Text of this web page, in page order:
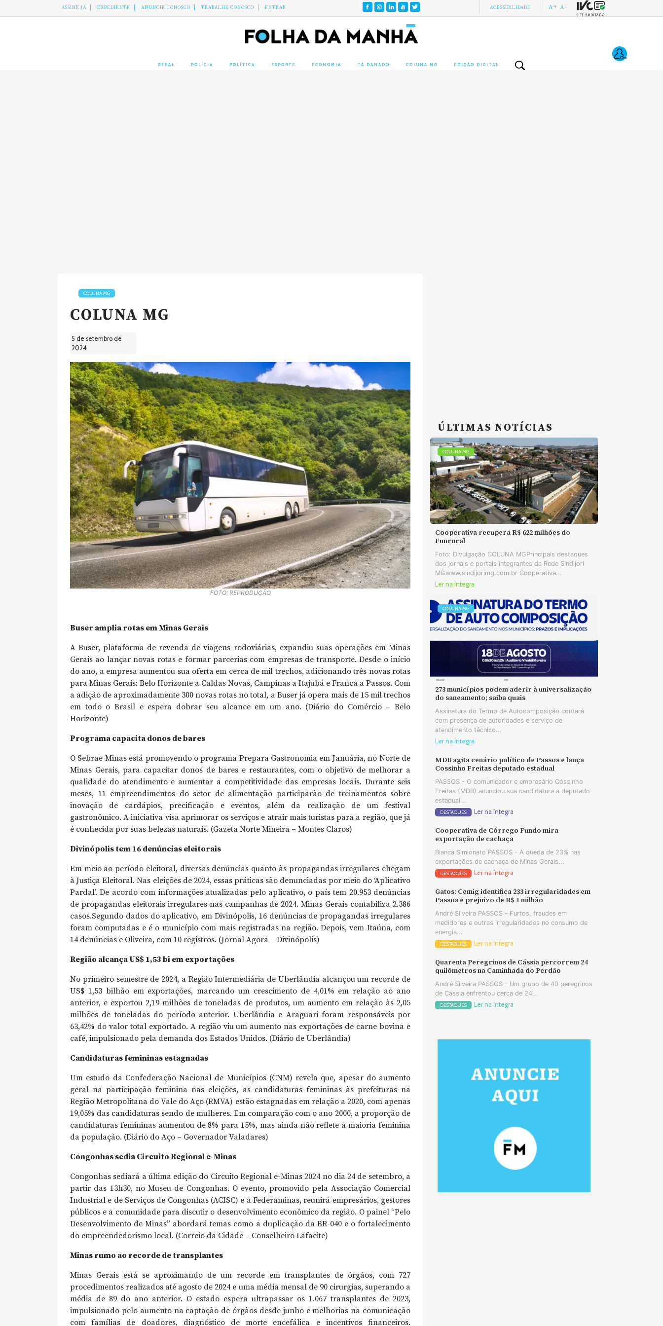
ASSINE JÁ EXPEDIENTE ANUNCIE CONOSCO TRABALHE CONOSCO ENTRAR ACESSIBILIDADE A+ A-
GERAL POLÍCIA POLÍTICA ESPORTE ECONOMIA TÁ DANADO COLUNA MG EDIÇÃO DIGITAL
COLUNA MG
COLUNA MG
5 de setembro de
2024
FOTO: REPRODUÇÃO
Buser amplia rotas em Minas Gerais
A Buser, plataforma de revenda de viagens rodoviárias, expandiu suas operações em Minas
Gerais ao lançar novas rotas e formar parcerias com empresas de transporte. Desde o início
do ano, a empresa aumentou sua oferta em cerca de mil trechos, adicionando três novas rotas
para Minas Gerais: Belo Horizonte a Caldas Novas, Campinas a Itajubá e Franca a Passos. Com
a adição de aproximadamente 300 novas rotas no total, a Buser já opera mais de 15 mil trechos
em todo o Brasil e espera dobrar seu alcance em um ano. (Diário do Comércio – Belo
Horizonte)
Programa capacita donos de bares
O Sebrae Minas está promovendo o programa Prepara Gastronomia em Januária, no Norte de
Minas Gerais, para capacitar donos de bares e restaurantes, com o objetivo de melhorar a
qualidade do atendimento e aumentar a competitividade das empresas locais. Durante seis
meses, 11 empreendimentos do setor de alimentação participarão de treinamentos sobre
inovação de cardápios, precificação e eventos, além da realização de um festival
gastronômico. A iniciativa visa aprimorar os serviços e atrair mais turistas para a região, que já
é conhecida por suas belezas naturais. (Gazeta Norte Mineira – Montes Claros)
Divinópolis tem 16 denúncias eleitorais
Em meio ao período eleitoral, diversas denúncias quanto às propagandas irregulares chegam
à Justiça Eleitoral. Nas eleições de 2024, essas práticas são denunciadas por meio do ‘Aplicativo
Pardal’. De acordo com informações atualizadas pelo aplicativo, o país tem 20.953 denúncias
de propagandas eleitorais irregulares nas campanhas de 2024. Minas Gerais contabiliza 2.386
casos.Segundo dados do aplicativo, em Divinópolis, 16 denúncias de propagandas irregulares
foram computadas e é o município com mais registradas na região. Depois, vem Itaúna, com
14 denúncias e Oliveira, com 10 registros. (Jornal Agora – Divinópolis)
Região alcança US$ 1,53 bi em exportações
No primeiro semestre de 2024, a Região Intermediária de Uberlândia alcançou um recorde de
US$ 1,53 bilhão em exportações, marcando um crescimento de 4,01% em relação ao ano
anterior, e exportou 2,19 milhões de toneladas de produtos, um aumento em relação às 2,05
milhões de toneladas do período anterior. Uberlândia e Araguari foram responsáveis por
63,42% do valor total exportado. A região viu um aumento nas exportações de carne bovina e
café, impulsionado pela demanda dos Estados Unidos. (Diário de Uberlândia)
Candidaturas femininas estagnadas
Um estudo da Confederação Nacional de Municípios (CNM) revela que, apesar do aumento
geral na participação feminina nas eleições, as candidaturas femininas às prefeituras na
Região Metropolitana do Vale do Aço (RMVA) estão estagnadas em relação a 2020, com apenas
19,05% das candidaturas sendo de mulheres. Em comparação com o ano 2000, a proporção de
candidaturas femininas aumentou de 8% para 15%, mas ainda não reflete a maioria feminina
da população. (Diário do Aço – Governador Valadares)
Congonhas sedia Circuito Regional e-Minas
Congonhas sediará a última edição do Circuito Regional e-Minas 2024 no dia 24 de setembro, a
partir das 13h30, no Museu de Congonhas. O evento, promovido pela Associação Comercial
Industrial e de Serviços de Congonhas (ACISC) e a Federaminas, reunirá empresários, gestores
públicos e a comunidade para discutir o desenvolvimento econômico da região. O painel “Pelo
Desenvolvimento de Minas” abordará temas como a duplicação da BR-040 e o fortalecimento
do empreendedorismo local. (Correio da Cidade – Conselheiro Lafaeite)
Minas rumo ao recorde de transplantes
Minas Gerais está se aproximando de um recorde em transplantes de órgãos, com 727
procedimentos realizados até agosto de 2024 e uma média mensal de 90 cirurgias, superando a
média de 89 do ano anterior. O estado espera ultrapassar os 1.067 transplantes de 2023,
impulsionado pelo aumento na captação de órgãos desde junho e melhorias na comunicação
com famílias de doadores, diagnóstico de morte encefálica e incentivos financeiros.
ÚLTIMAS NOTÍCIAS
COLUNA MG
Cooperativa recupera R$ 622 milhões do
Funrural
Foto: Divulgação COLUNA MGPrincipais destaques
dos jornais e portais integrantes da Rede Sindijori
MGwww.sindijorimg.com.br Cooperativa...
Ler na íntegra
COLUNA MG
273 municípios podem aderir à universalização
do saneamento; saiba quais
Assinatura do Termo de Autocomposição contará
com presença de autoridades e serviço de
atendimento técnico...
Ler na íntegra
MDB agita cenário político de Passos e lança
Cossinho Freitas deputado estadual
PASSOS - O comunicador e empresário Cóssinho
Freitas (MDB) anunciou sua candidatura a deputado
estadual...
DESTAQUES Ler na íntegra
Cooperativa de Córrego Fundo mira
exportação de cachaça
Bianca Simionato PASSOS - A queda de 23% nas
exportações de cachaça de Minas Gerais...
DESTAQUES Ler na íntegra
Gatos: Cemig identifica 233 irregularidades em
Passos e prejuízo de R$ 1 milhão
André Silveira PASSOS - Furtos, fraudes em
medidores e outras irregularidades no consumo de
energia...
DESTAQUES Ler na íntegra
Quarenta Peregrinos de Cássia percorrem 24
quilômetros na Caminhada do Perdão
André Silveira PASSOS - Um grupo de 40 peregrinos
de Cássia enfrentou cerca de 24...
DESTAQUES Ler na íntegra